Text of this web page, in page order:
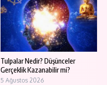
Tulpalar Nedir? Düşünceler
Gerçeklik Kazanabilir mi?
5 Ağustos 2026